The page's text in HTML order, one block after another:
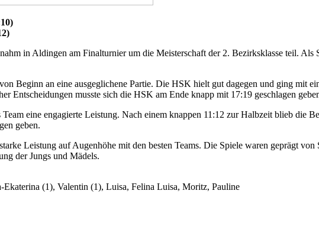
in Aldingen am Finalturnier um die Meisterschaft der 2. Bezirksklasse teil. Als
Beginn an eine ausgeglichene Partie. Die HSK hielt gut dagegen und ging mit
Entscheidungen musste sich die HSK am Ende knapp mit 17:19 geschlagen
eine engagierte Leistung. Nach einem knappen 11:12 zur Halbzeit blieb die
geben.
Leistung auf Augenhöhe mit den besten Teams. Die Spiele waren geprägt
der Jungs und Mädels.
(1), Valentin (1), Luisa, Felina Luisa, Moritz, Pauline